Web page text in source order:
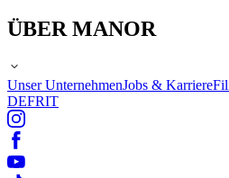
ÜBER MANOR
Unser UnternehmenJobs & Karriere
DEFRIT